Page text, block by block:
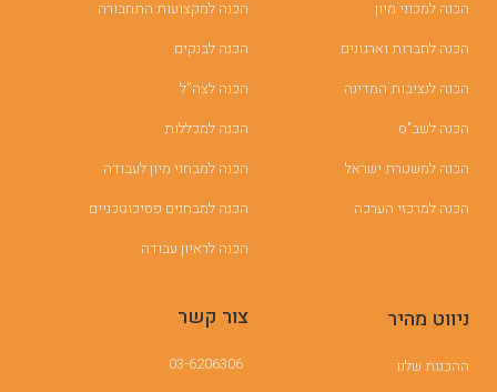
הכנה למכוני מיון
הכנה לחברות וארגונים
הכנה לנציבות המדינה
הכנה לשב"ס
הכנה למשטרת ישראל
הכנה למרכזי הערכה
הכנה למקצועות התחבורה
הכנה לבנקים
הכנה לצה”ל
הכנה למכללות
הכנה למבחני מיון לעבודה
הכנה למבחנים פסיכוטכניים
הכנה לראיון עבודה
ניווט מהיר
ההכנות שלנו
צור קשר
03-6206306